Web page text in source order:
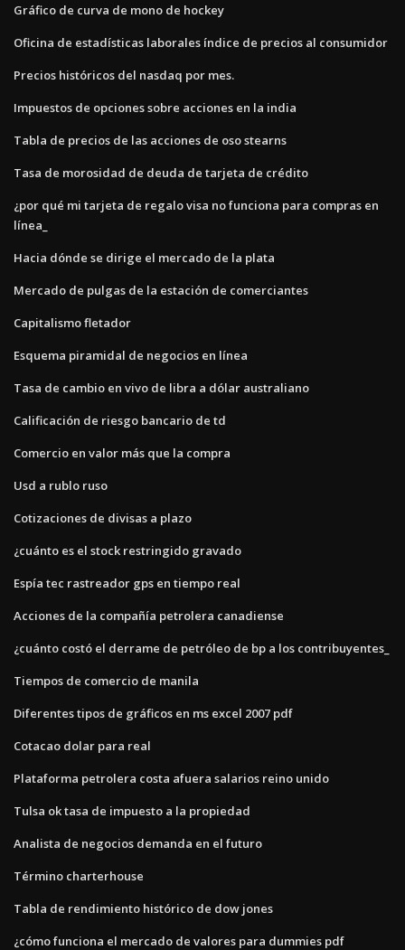
Gráfico de curva de mono de hockey
Oficina de estadísticas laborales índice de precios al consumidor
Precios históricos del nasdaq por mes.
Impuestos de opciones sobre acciones en la india
Tabla de precios de las acciones de oso stearns
Tasa de morosidad de deuda de tarjeta de crédito
¿por qué mi tarjeta de regalo visa no funciona para compras en
línea_
Hacia dónde se dirige el mercado de la plata
Mercado de pulgas de la estación de comerciantes
Capitalismo fletador
Esquema piramidal de negocios en línea
Tasa de cambio en vivo de libra a dólar australiano
Calificación de riesgo bancario de td
Comercio en valor más que la compra
Usd a rublo ruso
Cotizaciones de divisas a plazo
¿cuánto es el stock restringido gravado
Espía tec rastreador gps en tiempo real
Acciones de la compañía petrolera canadiense
¿cuánto costó el derrame de petróleo de bp a los contribuyentes_
Tiempos de comercio de manila
Diferentes tipos de gráficos en ms excel 2007 pdf
Cotacao dolar para real
Plataforma petrolera costa afuera salarios reino unido
Tulsa ok tasa de impuesto a la propiedad
Analista de negocios demanda en el futuro
Término charterhouse
Tabla de rendimiento histórico de dow jones
¿cómo funciona el mercado de valores para dummies pdf